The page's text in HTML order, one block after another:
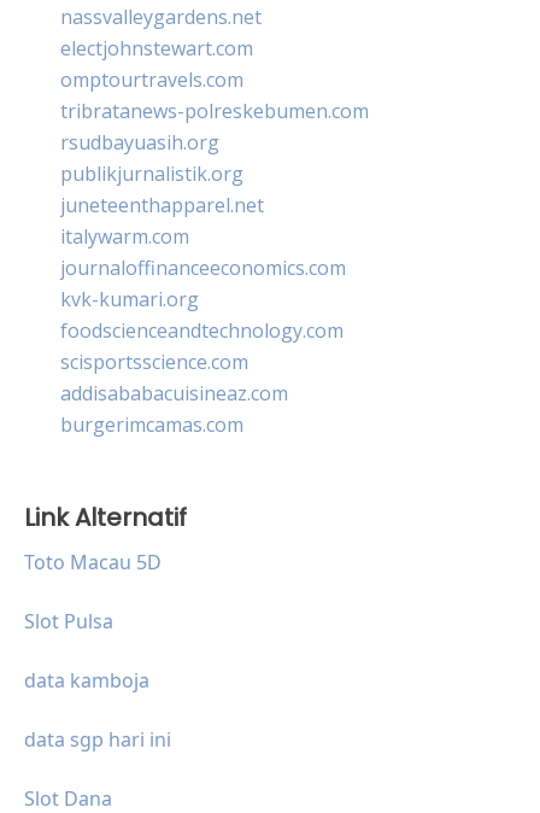
nassvalleygardens.net
electjohnstewart.com
omptourtravels.com
tribratanews-polreskebumen.com
rsudbayuasih.org
publikjurnalistik.org
juneteenthapparel.net
italywarm.com
journaloffinanceeconomics.com
kvk-kumari.org
foodscienceandtechnology.com
scisportsscience.com
addisababacuisineaz.com
burgerimcamas.com
Link Alternatif
Toto Macau 5D
Slot Pulsa
data kamboja
data sgp hari ini
Slot Dana